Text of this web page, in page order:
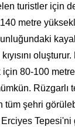
turistler için
metre
oluşturur.
80-100
Rüzgarlı
tüm şehri
Tepesi'ni